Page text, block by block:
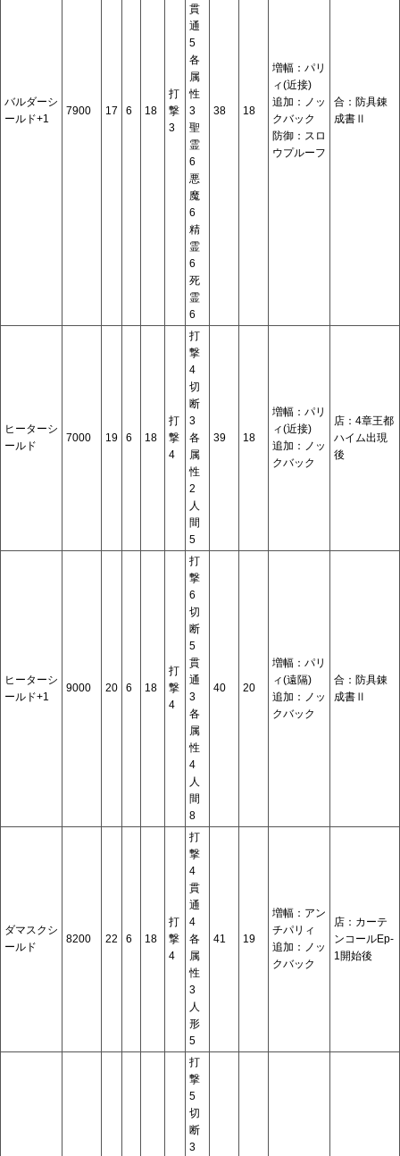
バルダーシ
ールド+1
7900 17 6 18
打
撃
3
貫
通
5
各
属
性
3
聖
霊
6
悪
魔
6
精
霊
6
死
霊
6
38 18
増幅：パリ
ィ(近接)
追加：ノッ
クバック
防御：スロ
ウプルーフ
合：防具錬
成書Ⅱ
ヒーターシ
ールド
7000 19 6 18
打
撃
4
打
撃
4
切
断
3
各
属
性
2
人
間
5
39 18
増幅：パリ
ィ(近接)
追加：ノッ
クバック
店：4章王都
ハイム出現
後
ヒーターシ
ールド+1
9000 20 6 18
打
撃
4
打
撃
6
切
断
5
貫
通
3
各
属
性
4
人
間
8
40 20
増幅：パリ
ィ(遠隔)
追加：ノッ
クバック
合：防具錬
成書Ⅱ
ダマスクシ
ールド
8200 22 6 18
打
撃
4
打
撃
4
貫
通
4
各
属
性
3
人
形
5
41 19
増幅：アン
チパリィ
追加：ノッ
クバック
店：カーテ
ンコールEp-
1開始後
打
撃
5
切
断
3